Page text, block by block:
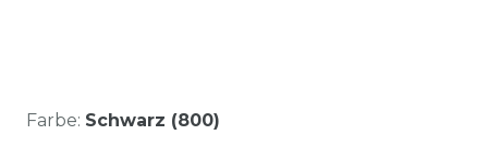
Farbe: Schwarz (800)